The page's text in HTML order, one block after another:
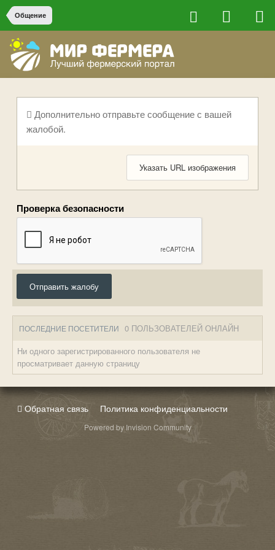
Общение
Дополнительно отправьте сообщение с вашей
жалобой.
Указать URL изображения
Проверка безопасности
Отправить жалобу
ПОСЛЕДНИЕ ПОСЕТИТЕЛИ 0 ПОЛЬЗОВАТЕЛЕЙ ОНЛАЙН
Ни одного зарегистрированного пользователя не
просматривает данную страницу
Обратная связь Политика конфиденциальности
Powered by Invision Community